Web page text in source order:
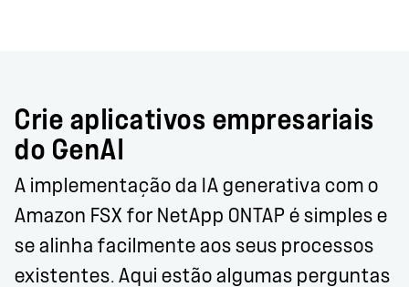
Crie aplicativos empresariais
do GenAI
A implementação da IA generativa com o
Amazon FSX for NetApp ONTAP é simples e
se alinha facilmente aos seus processos
existentes. Aqui estão algumas perguntas